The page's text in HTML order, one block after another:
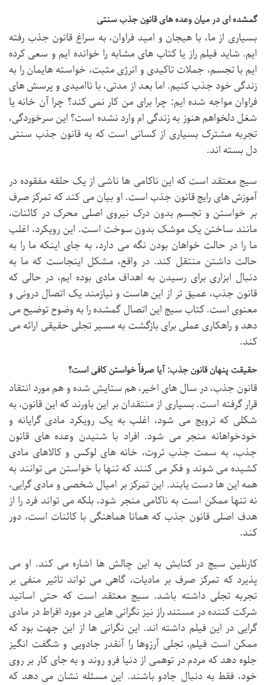
گمشده ای در میان وعده های قانون جذب سنتی
بسیاری از ما، با هیجان و امید فراوان، به سراغ قانون جذب رفته
ایم. شاید فیلم راز یا کتاب های مشابه را خوانده ایم و سعی کرده
ایم با تجسم، جملات تاکیدی و انرژی مثبت، خواسته هایمان را به
زندگی خود جذب کنیم. اما بعد از مدتی، با ناامیدی و پرسش های
فراوان مواجه شده ایم: چرا برای من کار نمی کند؟ چرا آن خانه یا
شغل دلخواهم هنوز به زندگی ام وارد نشده است؟ این سرخوردگی،
تجربه مشترک بسیاری از کسانی است که به قانون جذب سنتی
دل بسته اند.
سیج معتقد است که این ناکامی ها ناشی از یک حلقه مفقوده در
آموزش های رایج قانون جذب است. او بیان می کند که تمرکز صرف
بر خواستن و تجسم بدون درک نیروی اصلی محرک در کائنات،
مانند ساختن یک موشک بدون سوخت است. این رویکرد، اغلب
ما را در حالت خواهان بودن نگه می دارد، به جای اینکه ما را به
حالت داشتن منتقل کند. در واقع، مشکل اینجاست که ما به
دنبال ابزاری برای رسیدن به اهداف مادی بوده ایم، در حالی که
قانون جذب، عمیق تر از این هاست و نیازمند یک اتصال درونی و
معنوی است. کتاب سیج این اتصال گمشده را به وضوح توضیح می
دهد و راهکاری عملی برای بازگشت به مسیر تجلی حقیقی ارائه می
کند.
حقیقت پنهان قانون جذب: آیا صرفاً خواستن کافی است؟
قانون جذب، در سال های اخیر، هم ستایش شده و هم مورد انتقاد
قرار گرفته است. بسیاری از منتقدان بر این باورند که این قانون، به
شکلی که ترویج می شود، اغلب به یک رویکرد مادی گرایانه و
خودخواهانه منجر می شود. افراد با شنیدن وعده های قانون
جذب، به سمت جذب ثروت، خانه های لوکس و کالاهای مادی
کشیده می شوند و فکر می کنند که تنها با خواستن می توانند به
همه این ها دست یابند. این تمرکز بر امیال شخصی و مادی گرایی،
نه تنها ممکن است به ناکامی منجر شود، بلکه می تواند فرد را از
هدف اصلی قانون جذب که همانا هماهنگی با کائنات است، دور
کند.
کارنلین سیج در کتابش به این چالش ها اشاره می کند. او می
پذیرد که تمرکز صرف بر مادیات، گاهی می تواند تاثیر منفی بر
تجربه تجلی داشته باشد. سیج معتقد است که حتی اساتید
شرکت کننده در مستند راز نیز نگرانی هایی در مورد افراط در مادی
گرایی در این فیلم داشته اند. این نگرانی ها از این جهت بود که
ممکن است فیلم، تجلی آرزوها را آنقدر جادویی و شگفت انگیز
جلوه دهد که مردم در توهمی از دنیا فرو روند و به جای کار بر روی
خود، فقط به دنبال جادو باشند. این مسئله نشان می دهد که